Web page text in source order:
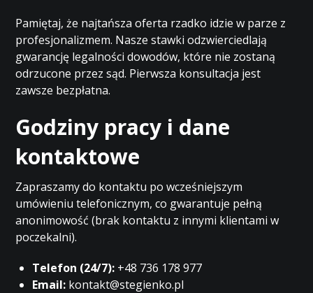
Pamiętaj, że najtańsza oferta rzadko idzie w parze z
profesjonalizmem. Nasze stawki odzwierciedlają
gwarancję legalności dowodów, które nie zostaną
odrzucone przez sąd. Pierwsza konsultacja jest
zawsze bezpłatna.
Godziny pracy i dane
kontaktowe
Zapraszamy do kontaktu po wcześniejszym
umówieniu telefonicznym, co gwarantuje pełną
anonimowość (brak kontaktu z innymi klientami w
poczekalni).
Telefon (24/7): +48 736 178 977
Email: kontakt@stegienko.pl